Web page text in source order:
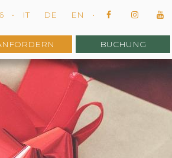
• IT DE EN •
BUCHUNG